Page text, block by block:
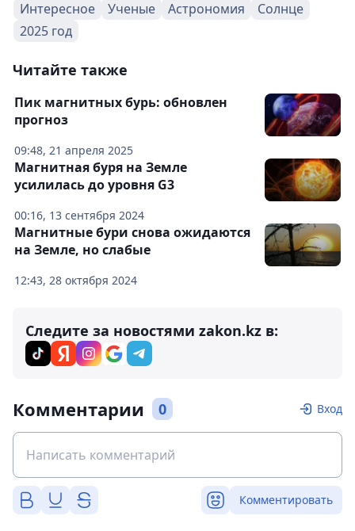
Интересное Ученые Астрономия
Солнце
2025 год
Читайте также
09:48, 21 апреля 2025
Пик магнитных бурь: обновлен
прогноз
00:16, 13 сентября 2024
Магнитная буря на Земле
усилилась до уровня G3
12:43, 28 октября 2024
Магнитные бури снова ожидаются
на Земле, но слабые
Следите за новостями zakon.kz в:
Комментарии 0 Вход
Комментировать